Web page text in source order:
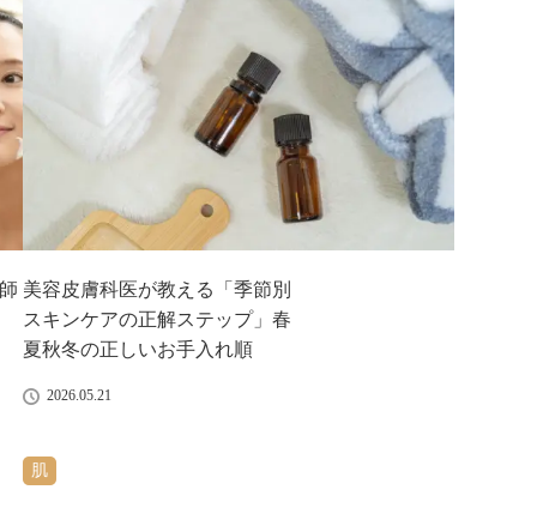
美容皮膚科医が教える「季節別
スキンケアの正解ステップ」春
夏秋冬の正しいお手入れ順
2026.05.21
肌